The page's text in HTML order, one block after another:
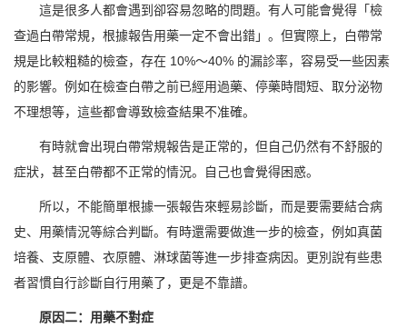
這是很多人都會遇到卻容易忽略的問題。有人可能會覺得「檢
查過白帶常規，根據報告用藥一定不會出錯」。但實際上，白帶常
規是比較粗糙的檢查，存在 10%～40% 的漏診率，容易受一些因素
的影響。例如在檢查白帶之前已經用過藥、停藥時間短、取分泌物
不理想等，這些都會導致檢查結果不准確。
有時就會出現白帶常規報告是正常的，但自己仍然有不舒服的
症狀，甚至白帶都不正常的情況。自己也會覺得困惑。
所以，不能簡單根據一張報告來輕易診斷，而是要需要結合病
史、用藥情況等綜合判斷。有時還需要做進一步的檢查，例如真菌
培養、支原體、衣原體、淋球菌等進一步排查病因。更別說有些患
者習慣自行診斷自行用藥了，更是不靠譜。
原因二：用藥不對症